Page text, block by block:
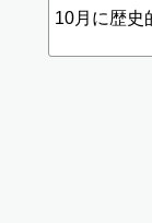
10月に歴史